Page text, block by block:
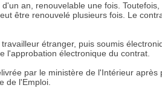
an, renouvelable une fois.
être renouvelé plusieurs fois. Le
étranger, puis soumis
l'approbation électronique du contrat.
par le ministère de l'Intérieur après
de l'Emploi.